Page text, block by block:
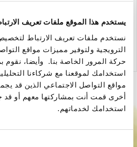
هذا الموقع ملفات تعريف الارتباط
ملفات تعريف الارتباط لتخصيص
ولتوفير مميزات مواقع التواصل
المرور الخاصة بنا. وأيضا، نقوم
لموقعنا مع شركاءنا
التواصل الاجتماعي الذين قد
قمت أنت بمشاركتها معهم أو قد
لخدماتهم.
إلى المقالات